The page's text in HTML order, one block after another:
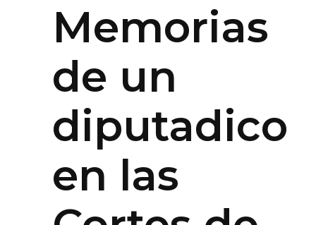
Memorias
de un
diputadico
en las